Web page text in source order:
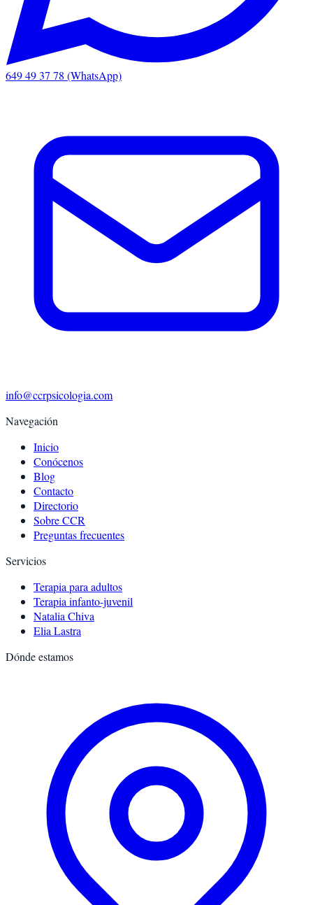
649 49 37 78 (WhatsApp)
info@ccrpsicologia.com
Navegación
Inicio
Conócenos
Blog
Contacto
Directorio
Sobre CCR
Preguntas frecuentes
Servicios
Terapia para adultos
Terapia infanto-juvenil
Natalia Chiva
Elia Lastra
Dónde estamos